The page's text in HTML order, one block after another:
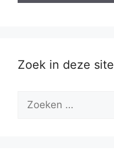
Zoek in deze site
Zoek